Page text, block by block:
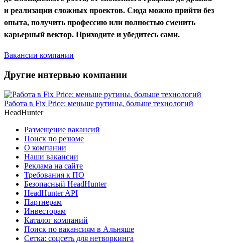
и реализации сложных проектов. Сюда можно прийти без
опыта, получить профессию или полностью сменить
карьерный вектор. Приходите и убедитесь сами.
Вакансии компании
Другие интервью компании
Работа в Fix Price: меньше рутины, больше технологий
HeadHunter
Размещение вакансий
Поиск по резюме
О компании
Наши вакансии
Реклама на сайте
Требования к ПО
Безопасный HeadHunter
HeadHunter API
Партнерам
Инвесторам
Каталог компаний
Поиск по вакансиям в Альняше
Сетка: соцсеть для нетворкинга